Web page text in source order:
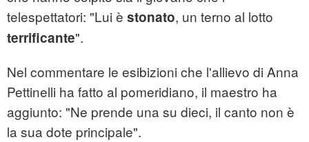
telespettatori: "Lui è stonato, un terno al lotto
terrificante".
Nel commentare le esibizioni che l'allievo di Anna
Pettinelli ha fatto al pomeridiano, il maestro ha
aggiunto: "Ne prende una su dieci, il canto non è
la sua dote principale".